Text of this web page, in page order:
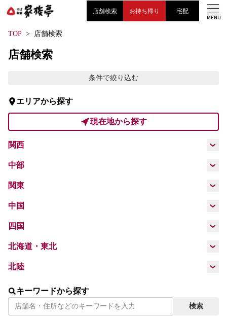
店舗検索 お持ち帰り 宅配
MENU
こだわり
メニュー
採用情報
TOP 店舗検索
店舗検索
条件で絞り込む
エリアから探す
現在地から探す
関西
大阪府
和歌山県
中部
愛知県
関東
東京都
茨城県
中国
広島県
四国
徳島県
北海道・東北
北海道
北陸
新潟県 福井県
キーワードから探す
検索